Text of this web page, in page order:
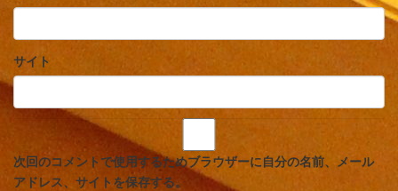
サイト
次回のコメントで使用するためブラウザーに自分の名前、メール
アドレス、サイトを保存する。